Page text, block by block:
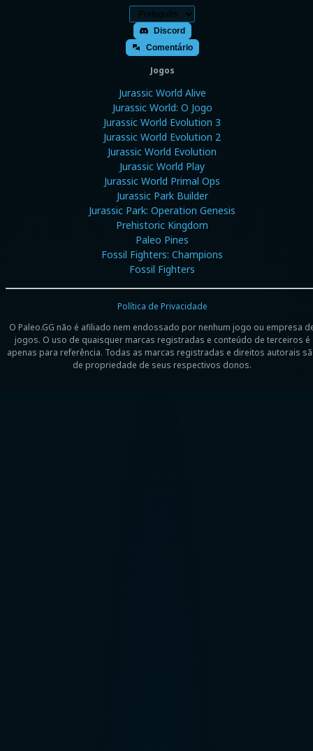
Discord
Comentário
Jogos
Jurassic World Alive
Jurassic World: O Jogo
Jurassic World Evolution 3
Jurassic World Evolution 2
Jurassic World Evolution
Jurassic World Play
Jurassic World Primal Ops
Jurassic Park Builder
Jurassic Park: Operation Genesis
Prehistoric Kingdom
Paleo Pines
Fossil Fighters: Champions
Fossil Fighters
O Paleo.GG não é afiliado nem endossado por nenhum jogo ou empresa
jogos. O uso de quaisquer marcas registradas e conteúdo de terceiros é
apenas para referência. Todas as marcas registradas e direitos autorais
de propriedade de seus respectivos donos.
Política de Privacidade